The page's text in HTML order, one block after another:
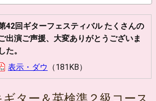
42回ギターフェスティバル たくさんの
出演ご声援、大変ありがとうございま
した。
表示・ダウ
181KB